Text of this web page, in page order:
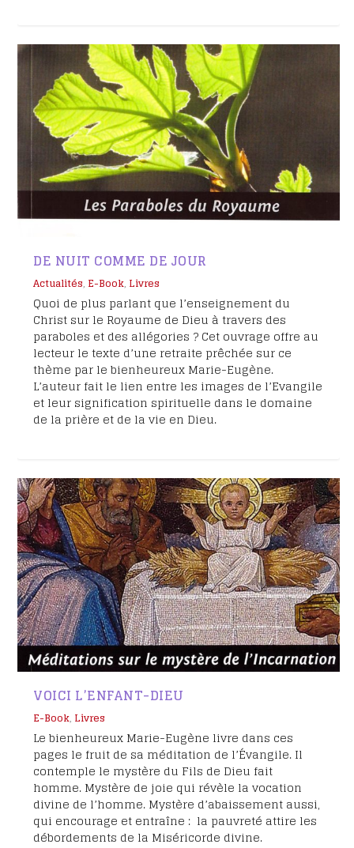
DE NUIT COMME DE JOUR
Actualités, E-Book, Livres
Quoi de plus parlant que l’enseignement du
Christ sur le Royaume de Dieu à travers des
paraboles et des allégories ? Cet ouvrage offre au
lecteur le texte d’une retraite prêchée sur ce
thème par le bienheureux Marie-Eugène.
L’auteur fait le lien entre les images de l’Evangile
et leur signification spirituelle dans le domaine
de la prière et de la vie en Dieu.
VOICI L’ENFANT-DIEU
E-Book, Livres
Le bienheureux Marie-Eugène livre dans ces
pages le fruit de sa méditation de l’Évangile. Il
contemple le mystère du Fils de Dieu fait
homme. Mystère de joie qui révèle la vocation
divine de l’homme. Mystère d’abaissement aussi,
qui encourage et entraîne : la pauvreté attire les
débordements de la Miséricorde divine.